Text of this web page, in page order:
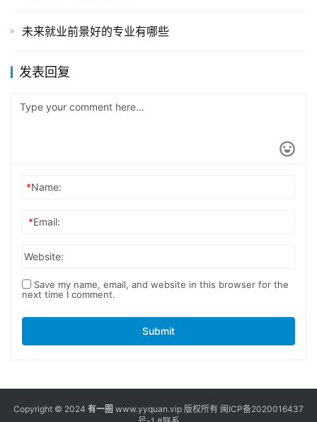
未来就业前景好的专业有哪些
发表回复
*Name:
*Email:
Website:
Save my name, email, and website in this browser for the
next time I comment.
Submit
Copyright © 2024 有一圈 www.yyquan.vip 版权所有 闽ICP备2020016437